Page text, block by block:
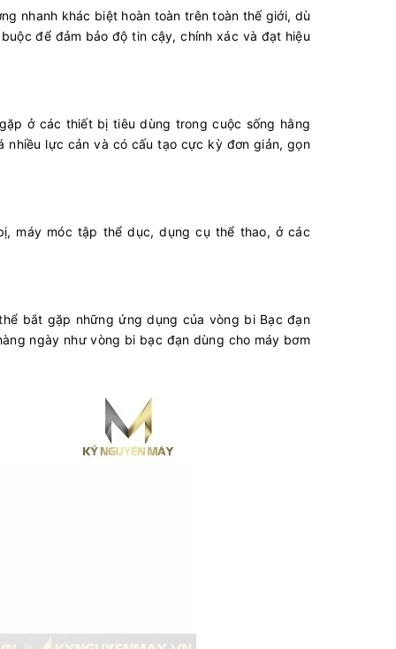
nhanh khác biệt hoàn toàn trên toàn thế giới, dù
để đảm bảo độ tin cậy, chính xác và đạt hiệu
ở các thiết bị tiêu dùng trong cuộc sống hằng
nhiều lực cản và có cấu tạo cực kỳ đơn giản, gọn
máy móc tập thể dục, dụng cụ thể thao, ở các
bắt gặp những ứng dụng của vòng bi Bạc đạn
ngày như vòng bi bạc đạn dùng cho máy bơm